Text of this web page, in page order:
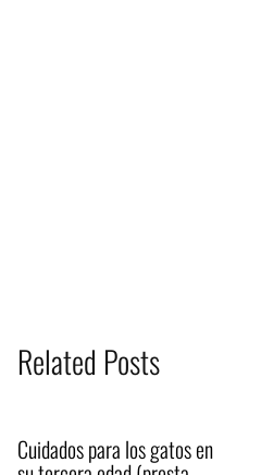
Related Posts
Cuidados para los gatos en